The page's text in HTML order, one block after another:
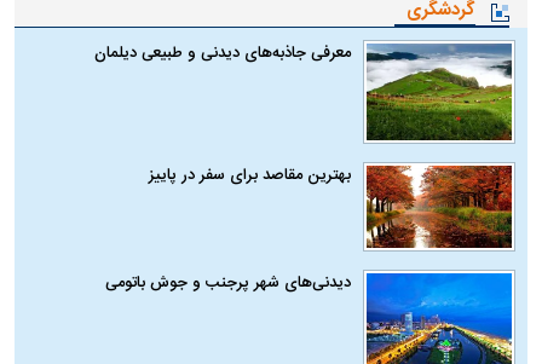
گردشگری
معرفی جاذبه‌های دیدنی و طبیعی دیلمان
بهترین مقاصد برای سفر در پاییز
دیدنی‌های شهر پرجنب و جوش باتومی